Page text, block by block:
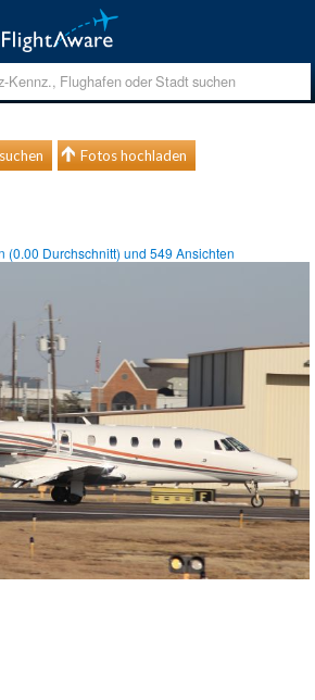
Fotos hochladen
(0.00 Durchschnitt) und549 Ansichten